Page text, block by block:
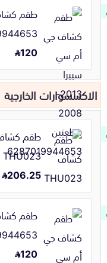
طقم كشاف جي
120
الاكسسوارات الخارجية
طقم
THU023
206.25
طقم كشاف جي
120